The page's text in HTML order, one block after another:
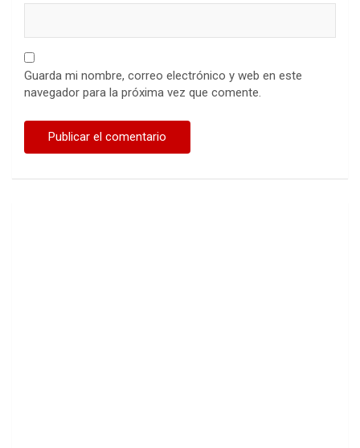
Guarda mi nombre, correo electrónico y web en este
navegador para la próxima vez que comente.